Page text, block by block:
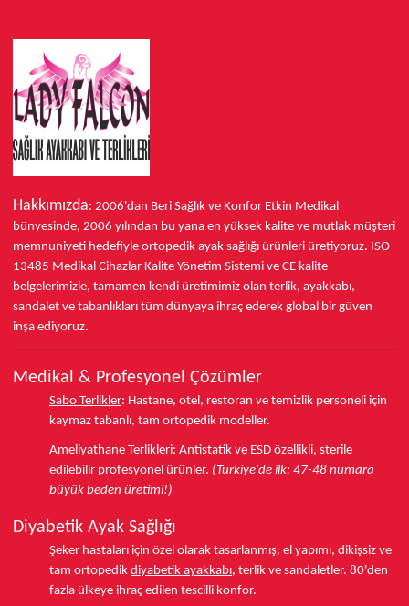
Hakkımızda: 2006'dan Beri Sağlık ve Konfor Etkin Medikal
bünyesinde, 2006 yılından bu yana en yüksek kalite ve mutlak müşteri
memnuniyeti hedefiyle ortopedik ayak sağlığı ürünleri üretiyoruz. ISO
13485 Medikal Cihazlar Kalite Yönetim Sistemi ve CE kalite
belgelerimizle, tamamen kendi üretimimiz olan terlik, ayakkabı,
sandalet ve tabanlıkları tüm dünyaya ihraç ederek global bir güven
inşa ediyoruz.
Medikal & Profesyonel Çözümler
Sabo Terlikler: Hastane, otel, restoran ve temizlik personeli için
kaymaz tabanlı, tam ortopedik modeller.
Ameliyathane Terlikleri: Antistatik ve ESD özellikli, sterile
edilebilir profesyonel ürünler. (Türkiye'de ilk: 47-48 numara
büyük beden üretimi!)
Diyabetik Ayak Sağlığı
Şeker hastaları için özel olarak tasarlanmış, el yapımı, dikişsiz ve
tam ortopedik diyabetik ayakkabı, terlik ve sandaletler. 80'den
fazla ülkeye ihraç edilen tescilli konfor.